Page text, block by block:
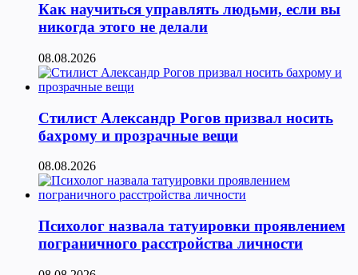
Как научиться управлять людьми, если вы
никогда этого не делали
08.08.2026
Стилист Александр Рогов призвал носить
бахрому и прозрачные вещи
08.08.2026
Психолог назвала татуировки проявлением
пограничного расстройства личности